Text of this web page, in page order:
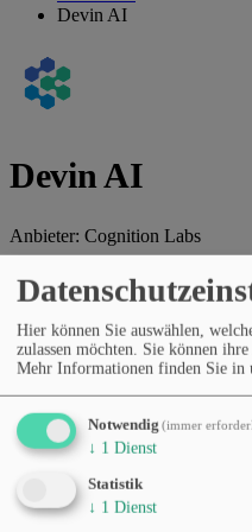
Devin AI
Devin AI
Anbieter: Cognition Labs
KI-Softwareentwickler, der
Umsetzung eigenständig
Webseite des Anbieters
Kategorien
Programmierung & Dev-
TestenProduktivität &
Automatisierung
Pay-as-you-go /
Sprachen
Hier können Sie auswählen,
zulassen möchten. Sie können
Mehr Informationen finden Sie in
Notwendig (immer
↓ 1 Dienst
Statistik
↓ 1 Dienst